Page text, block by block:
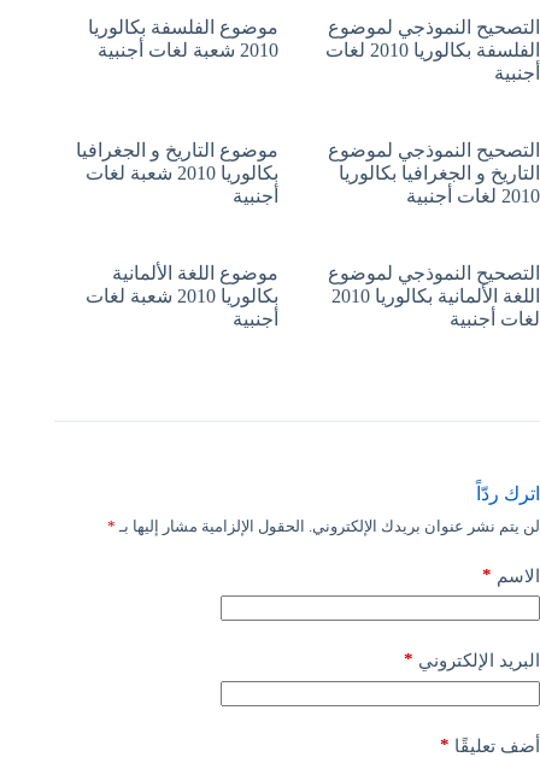
التصحيح النموذجي لموضوع
الفلسفة بكالوريا 2010 لغات
أجنبية
موضوع الفلسفة بكالوريا
2010 شعبة لغات أجنبية
التصحيح النموذجي لموضوع
التاريخ و الجغرافيا بكالوريا
2010 لغات أجنبية
موضوع التاريخ و الجغرافيا
بكالوريا 2010 شعبة لغات
أجنبية
التصحيح النموذجي لموضوع
اللغة الألمانية بكالوريا 2010
لغات أجنبية
موضوع اللغة الألمانية
بكالوريا 2010 شعبة لغات
أجنبية
اترك ردّاً
لن يتم نشر عنوان بريدك الإلكتروني. الحقول الإلزامية مشار إليها بـ *
الاسم *
البريد الإلكتروني *
أضف تعليقًا *